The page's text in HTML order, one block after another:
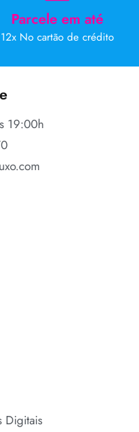
Parcele em até
12x No cartão de crédito
19:00h
Digitais